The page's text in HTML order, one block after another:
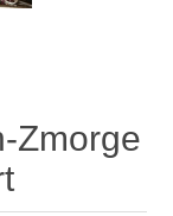
Zmorge